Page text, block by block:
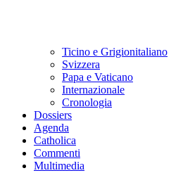
Ticino e Grigionitaliano
Svizzera
Papa e Vaticano
Internazionale
Cronologia
Dossiers
Agenda
Catholica
Commenti
Multimedia